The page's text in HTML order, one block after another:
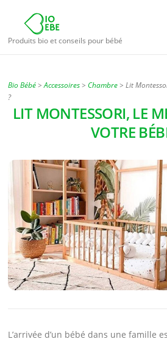
contenu
Produits bio et conseils pour bébé
Bio Bébé>Accessoires>Chambre>Lit
?
LIT MONTESSORI, LE
VOTRE
L’arrivée d’un bébé dans une famille